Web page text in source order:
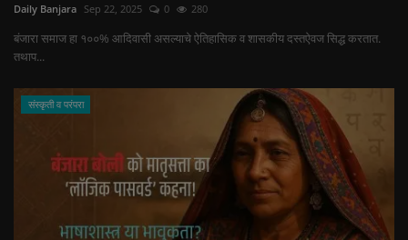
Daily Banjara Sep 22, 2025 0 280
बंजारा समाज हा १००% आदिवासी असल्याचे ऐतिहासिक व शासकीय दस्तऐवज सिद्ध करतात.
तथाप...
संस्कृती व परंपरा